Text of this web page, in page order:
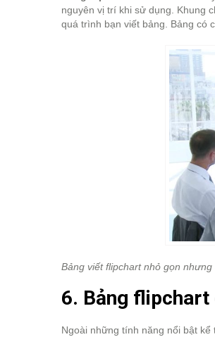
nguyên vị trí khi sử dụng. Khung
quá trình bạn viết bảng. Bảng có
Bảng viết flipchart nhỏ gọn
6. Bảng flipchart
Ngoài những tính năng nổi bật